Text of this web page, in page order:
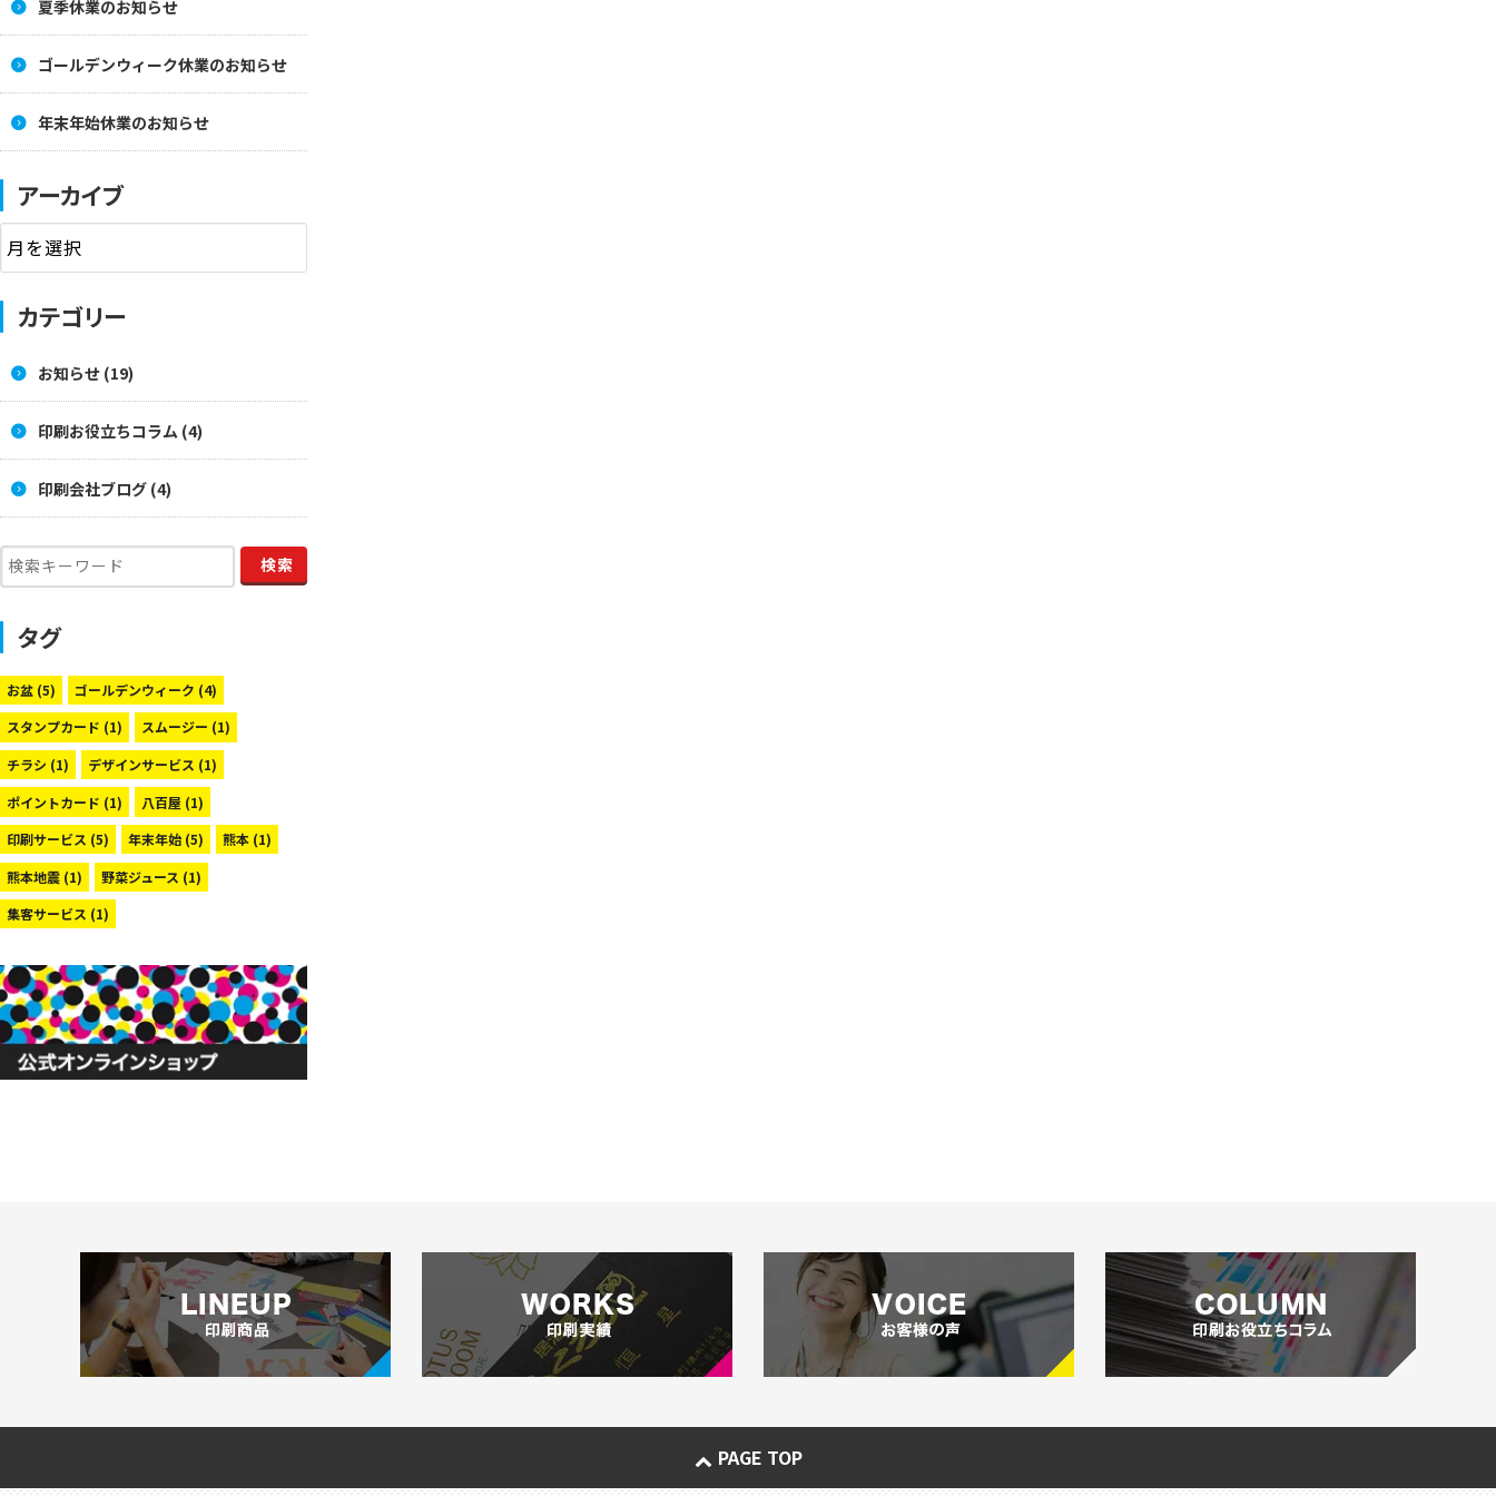
夏季休業のお知らせ
ゴールデンウィーク休業のお知らせ
年末年始休業のお知らせ
アーカイブ
カテゴリー
お知らせ (19)
印刷お役立ちコラム (4)
印刷会社ブログ (4)
タグ
お盆 (5) ゴールデンウィーク (4)
スタンプカード (1) スムージー (1)
チラシ (1) デザインサービス (1)
ポイントカード (1) 八百屋 (1)
印刷サービス (5) 年末年始 (5) 熊本 (1)
熊本地震 (1) 野菜ジュース (1)
集客サービス (1)
PAGE TOP